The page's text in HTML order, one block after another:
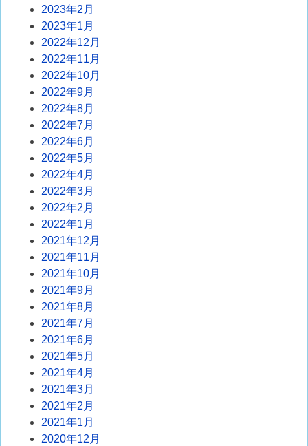
2023年2月
2023年1月
2022年12月
2022年11月
2022年10月
2022年9月
2022年8月
2022年7月
2022年6月
2022年5月
2022年4月
2022年3月
2022年2月
2022年1月
2021年12月
2021年11月
2021年10月
2021年9月
2021年8月
2021年7月
2021年6月
2021年5月
2021年4月
2021年3月
2021年2月
2021年1月
2020年12月